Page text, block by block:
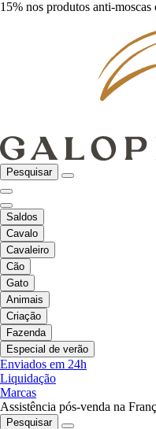
15% nos produtos anti-
Pesquisar
Saldos
Cavalo
Cavaleiro
Cão
Gato
Animais
Criação
Fazenda
Especial de verão
Enviados em 24h
Liquidação
Marcas
Assistência pós-venda na
Pesquisar